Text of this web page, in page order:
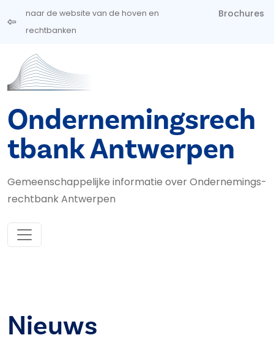
Overslaan en naar de inhoud gaan
naar de website van de hoven en
rechtbanken
Brochures
Ondernemingsrech
tbank Antwerpen
Gemeenschappelijke informatie over Ondernemings­
rechtbank Antwerpen
Nieuws